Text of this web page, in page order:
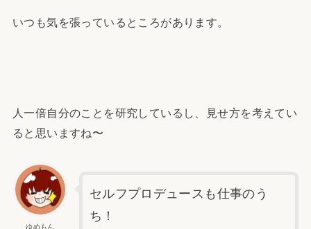
いつも気を張っているところがあります。
人一倍自分のことを研究しているし、見せ方を考えてい
ると思いますね〜
ゆめもん
セルフプロデュースも仕事のう
ち！